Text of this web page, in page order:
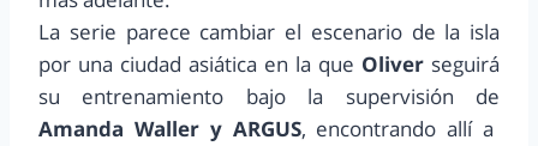
La serie parece cambiar el escenario de la isla
por una ciudad asiática en la que Oliver seguirá
su entrenamiento bajo la supervisión de
Amanda Waller y ARGUS, encontrando allí a